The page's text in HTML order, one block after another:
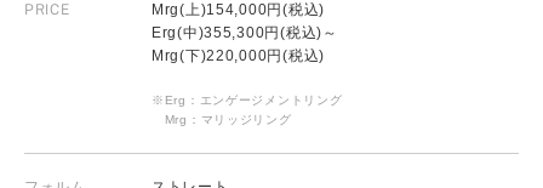
PRICE
Mrg(上)154,000円(税込)
Erg(中)355,300円(税込)～
Mrg(下)220,000円(税込)
※Erg：エンゲージメントリング
Mrg：マリッジリング